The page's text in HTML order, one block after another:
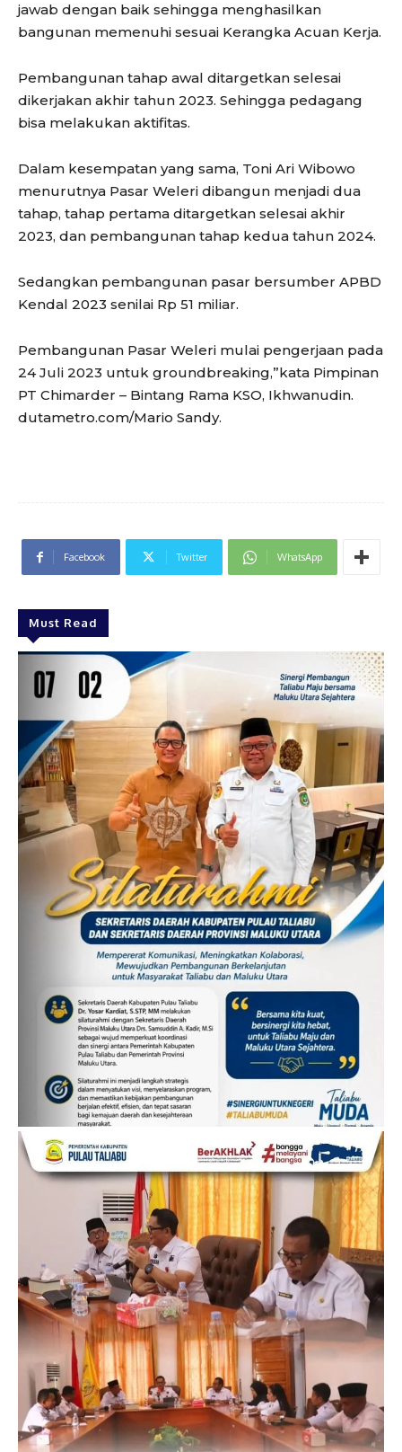
jawab dengan baik sehingga menghasilkan
bangunan memenuhi sesuai Kerangka Acuan Kerja.
Pembangunan tahap awal ditargetkan selesai
dikerjakan akhir tahun 2023. Sehingga pedagang
bisa melakukan aktifitas.
Dalam kesempatan yang sama, Toni Ari Wibowo
menurutnya Pasar Weleri dibangun menjadi dua
tahap, tahap pertama ditargetkan selesai akhir
2023, dan pembangunan tahap kedua tahun 2024.
Sedangkan pembangunan pasar bersumber APBD
Kendal 2023 senilai Rp 51 miliar.
Pembangunan Pasar Weleri mulai pengerjaan pada
24 Juli 2023 untuk groundbreaking,”kata Pimpinan
PT Chimarder – Bintang Rama KSO, Ikhwanudin.
dutametro.com/Mario Sandy.
Facebook Twitter WhatsApp
Must Read